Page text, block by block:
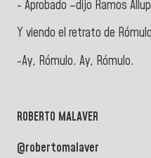
- Aprobado –dijo Ramos
Y viendo el retrato de
-Ay, Rómulo. Ay, Rómulo.
ROBERTO MALAVER
@robertomalaver